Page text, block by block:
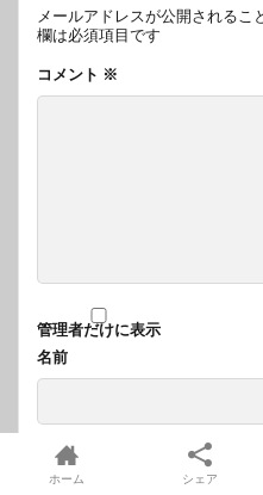
メールアドレスが公開されるこ
欄は必須項目です
コメント ※
管理者だけに表示
名前
メール
ホーム シェア